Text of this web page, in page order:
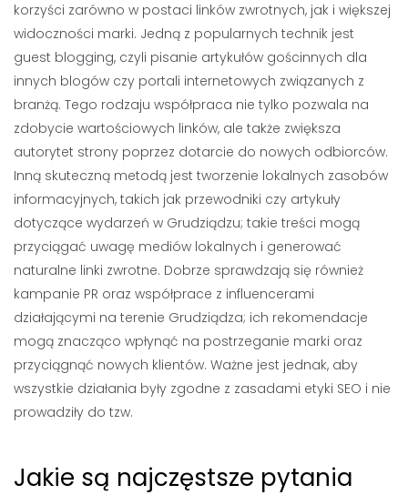
korzyści zarówno w postaci linków zwrotnych, jak i większej
widoczności marki. Jedną z popularnych technik jest
guest blogging, czyli pisanie artykułów gościnnych dla
innych blogów czy portali internetowych związanych z
branżą. Tego rodzaju współpraca nie tylko pozwala na
zdobycie wartościowych linków, ale także zwiększa
autorytet strony poprzez dotarcie do nowych odbiorców.
Inną skuteczną metodą jest tworzenie lokalnych zasobów
informacyjnych, takich jak przewodniki czy artykuły
dotyczące wydarzeń w Grudziądzu; takie treści mogą
przyciągać uwagę mediów lokalnych i generować
naturalne linki zwrotne. Dobrze sprawdzają się również
kampanie PR oraz współprace z influencerami
działającymi na terenie Grudziądza; ich rekomendacje
mogą znacząco wpłynąć na postrzeganie marki oraz
przyciągnąć nowych klientów. Ważne jest jednak, aby
wszystkie działania były zgodne z zasadami etyki SEO i nie
prowadziły do tzw.
Jakie są najczęstsze pytania